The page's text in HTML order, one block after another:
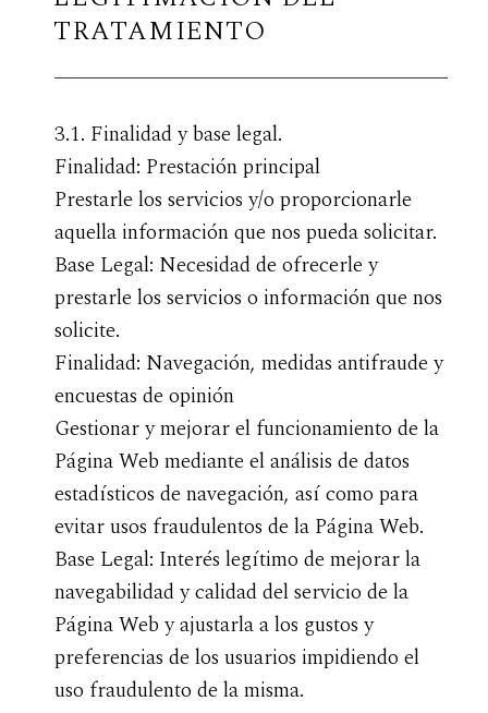
TRATAMIENTO
3.1. Finalidad y base legal.
Finalidad: Prestación principal
Prestarle los servicios y/o proporcionarle
aquella información que nos pueda solicitar.
Base Legal: Necesidad de ofrecerle y
prestarle los servicios o información que nos
solicite.
Finalidad: Navegación, medidas antifraude y
encuestas de opinión
Gestionar y mejorar el funcionamiento de la
Página Web mediante el análisis de datos
estadísticos de navegación, así como para
evitar usos fraudulentos de la Página Web.
Base Legal: Interés legítimo de mejorar la
navegabilidad y calidad del servicio de la
Página Web y ajustarla a los gustos y
preferencias de los usuarios impidiendo el
uso fraudulento de la misma.